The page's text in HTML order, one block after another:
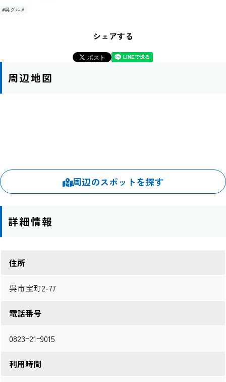
#呉グルメ
シェアする
周辺地図
周辺のスポットを探す
詳細情報
住所
呉市宝町2-77
電話番号
0823ｰ21ｰ9015
利用時間